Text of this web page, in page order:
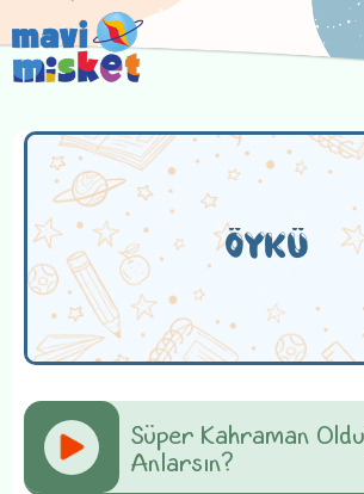
ÖYKÜ
Süper Kahraman
Anlarsın?